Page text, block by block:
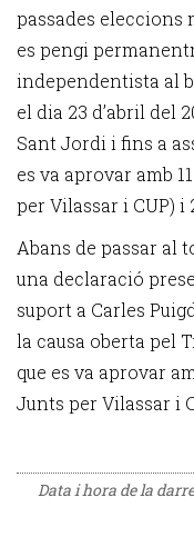
passades eleccions
es pengi
independentista al
el dia 23 d’abril del
Sant Jordi i fins a
es va aprovar amb
per Vilassar i CUP) i
Abans de passar al
una declaració
suport a Carles
la causa oberta pel
que es va aprovar
Junts per Vilassar i
Data i hora de la